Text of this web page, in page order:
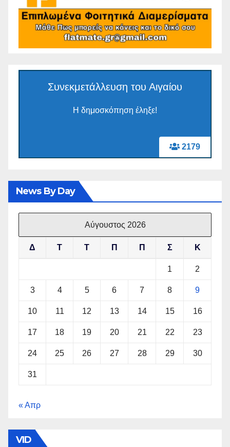
2179
Συνεκμετάλλευση του Αιγαίου
Η δημοσκόπηση έληξε!
News By Day
Αύγουστος 2026
Δ Τ Τ Π Π Σ Κ
1 2
3 4 5 6 7 8 9
10 11 12 13 14 15 16
17 18 19 20 21 22 23
24 25 26 27 28 29 30
31
« Απρ
VID